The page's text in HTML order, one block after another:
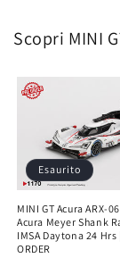
Scopri MINI
Esaurito
MINI GT Acura ARX-
Acura Meyer Shank
IMSA Daytona 24 Hrs
ORDER